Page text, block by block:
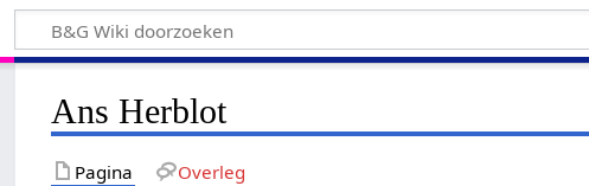
Ans Herblot
Pagina Overleg